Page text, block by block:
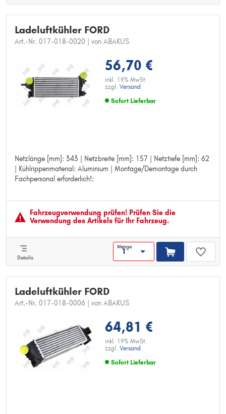
Ladeluftkühler FORD
Art.-Nr. 017-018-0020 | von ABAKUS
56,70 €
inkl. 19% MwSt.
zzgl. Versand
Sofort Lieferbar
Netzlänge [mm]: 343 | Netzbreite [mm]: 157 | Netztiefe [mm]: 62
| Kühlrippenmaterial: Aluminium | Montage/Demontage durch
Fachpersonal erforderlich!:
Netzlänge [mm]: 343
Netzbreite [mm]: 157
Netztiefe [mm]: 62
Montage/Demontage durch Fachpersonal erforderlich!:
Fahrzeugver­wendung prüfen! Prüfen Sie die
Verwendung des Artikels für Ihr Fahrzeug.
Details
Menge
Ladeluftkühler FORD
Art.-Nr. 017-018-0006 | von ABAKUS
64,81 €
inkl. 19% MwSt.
zzgl. Versand
Sofort Lieferbar